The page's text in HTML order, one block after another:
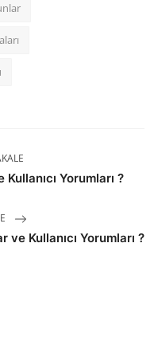
Yorumları ?
Kullanıcı Yorumları ?